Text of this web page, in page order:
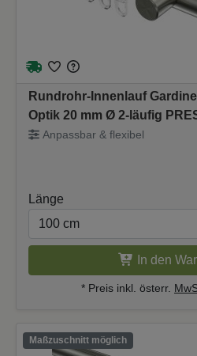
Rundrohr-Innenlauf
Optik 20 mm Ø 2-läufig
Anpassbar & flexibel
Länge
In den
* Preis inkl. österr.
Maßzuschnitt möglich